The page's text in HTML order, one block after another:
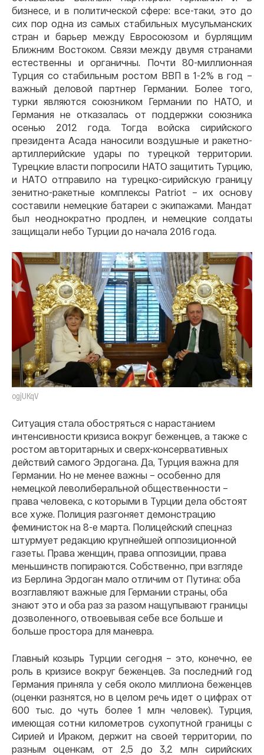
бизнесе, и в политической сфере: все-таки, это до
сих пор одна из самых стабильных мусульманских
стран и барьер между Евросоюзом и бурлящим
Ближним Востоком. Связи между двумя странами
естественны и органичны. Почти 80-миллионная
Турция со стабильным ростом ВВП в 1-2% в год –
важный деловой партнер Германии. Более того,
турки являются союзником Германии по НАТО, и
Германия не отказалась от поддержки союзника
осенью 2012 года. Тогда войска сирийского
президента Асада наносили воздушные и ракетно-
артиллерийские удары по турецкой территории.
Турецкие власти попросили НАТО защитить Турцию,
и НАТО отправило на турецко-сирийскую границу
зенитно-ракетные комплексы Patriot – их основу
составили немецкие батареи с экипажами. Мандат
был неоднократно продлен, и немецкие солдаты
защищали небо Турции до начала 2016 года.
ogjUKqV
Ситуация стала обостряться с нарастанием
интенсивности кризиса вокруг беженцев, а также с
ростом авторитарных и сверх-консервативных
действий самого Эрдогана. Да, Турция важна для
Германии. Но не менее важны – особенно для
немецкой леволиберальной общественности –
права человека, с которыми в Турции дела обстоят
все хуже. Полиция разгоняет демонстрацию
феминисток на 8-е марта. Полицейский спецназ
штурмует редакцию крупнейшей оппозиционной
газеты. Права женщин, права оппозиции, права
меньшинств попираются. Собственно, при взгляде
из Берлина Эрдоган мало отличим от Путина: оба
возглавляют важные для Германии страны, оба
знают это и оба раз за разом нащупывают границы
дозволенного, отвоевывая себе все больше и
больше простора для маневра.
Главный козырь Турции сегодня – это, конечно, ее
роль в кризисе вокруг беженцев. За последний год
Германия приняла у себя около миллиона беженцев
(оценки разнятся, но в целом речь идет о цифрах от
600 тыс. до чуть более 1 млн человек). Турция,
имеющая сотни километров сухопутной границы с
Сирией и Ираком, держит на своей территории, по
разным оценкам, от 2,5 до 3,2 млн сирийских